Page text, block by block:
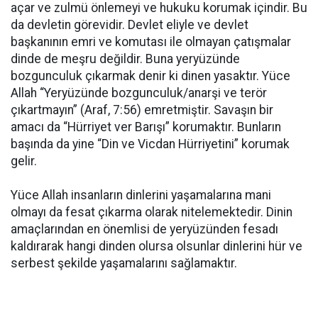
açar ve zulmü önlemeyi ve hukuku korumak içindir. Bu
da devletin görevidir. Devlet eliyle ve devlet
başkanının emri ve komutası ile olmayan çatışmalar
dinde de meşru değildir. Buna yeryüzünde
bozgunculuk çıkarmak denir ki dinen yasaktır. Yüce
Allah “Yeryüzünde bozgunculuk/anarşi ve terör
çıkartmayın” (Araf, 7:56) emretmiştir. Savaşın bir
amacı da “Hürriyet ver Barışı” korumaktır. Bunların
başında da yine “Din ve Vicdan Hürriyetini” korumak
gelir.
Yüce Allah insanların dinlerini yaşamalarına mani
olmayı da fesat çıkarma olarak nitelemektedir. Dinin
amaçlarından en önemlisi de yeryüzünden fesadı
kaldırarak hangi dinden olursa olsunlar dinlerini hür ve
serbest şekilde yaşamalarını sağlamaktır.